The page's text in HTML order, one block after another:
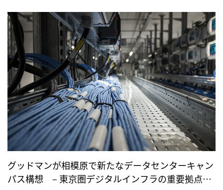
グッドマンが相模原で新たなデータセンターキャン
パス構想 – 東京圏デジタルインフラの重要拠点と